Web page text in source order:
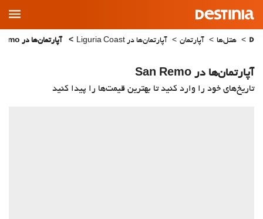
Main
Menu
هتل‌ها آپارتمان آپارتمان‌ها در Liguria Coast آپارتمان‌ها در San Remo
آپارتمان‌ها در San Remo
تاریخ‌های خود را وارد کنید تا بهترین قیمت‌ها را پیدا کنید